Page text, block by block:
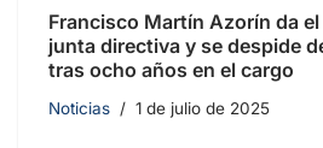
Francisco Martín Azorín da
junta directiva y se despide
tras ocho años en el cargo
Noticias 1 de julio de 2025